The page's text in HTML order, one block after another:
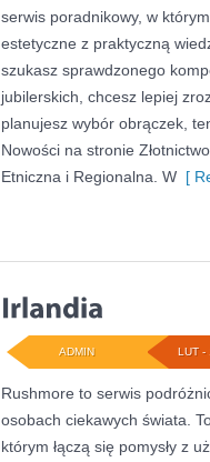
serwis poradnikowy, w
estetyczne z praktyczną
szukasz sprawdzonego
jubilerskich, chcesz lepiej
planujesz wybór obrączek,
Nowości na stronie
Etniczna i Regionalna. W [
LUT -
ADMIN
Rushmore to serwis
osobach ciekawych świata.
którym łączą się pomysły z